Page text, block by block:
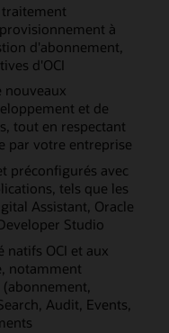
à
d'abonnement,
d'OCI
nouveaux
et de
tout en respectant
par votre entreprise
préconfigurés avec
tels que les
Assistant, Oracle
Studio
natifs OCI et aux
notamment
Audit, Events,